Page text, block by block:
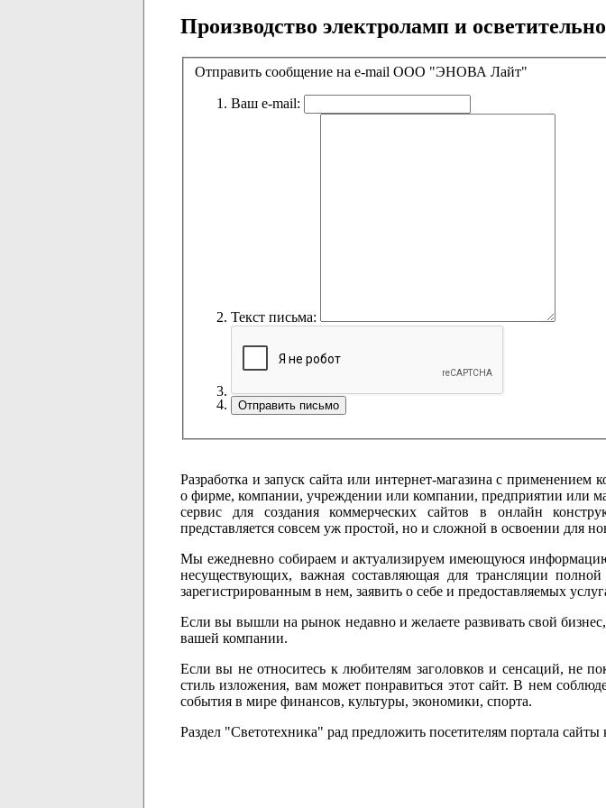
Производство электроламп и
Отправить сообщение на e-mail ООО "ЭНОВА Лайт"
Ваш e-mail:
Текст письма:
Разработка и запуск сайта или интернет-магазина с применением
о фирме, компании, учреждении или компании, предприятии или
сервис для создания коммерческих сайтов в онлайн
представляется совсем уж простой, но и сложной в освоении для
Мы ежедневно собираем и актуализируем имеющуюся
несуществующих, важная составляющая для трансляции
зарегистрированным в нем, заявить о себе и предоставляемых
Если вы вышли на рынок недавно и желаете развивать свой
вашей компании.
Если вы не относитесь к любителям заголовков и сенсаций, не
стиль изложения, вам может понравиться этот сайт. В нем
события в мире финансов, культуры, экономики, спорта.
Раздел "Светотехника" рад предложить посетителям портала